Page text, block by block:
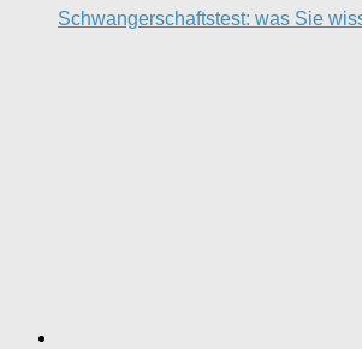
Schwangerschaftstest: was Sie